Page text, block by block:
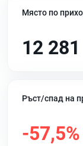
Място по
12 281
Ръст/спад на
-57,5%